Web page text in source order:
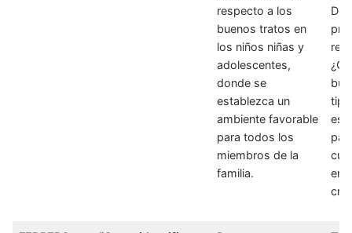
respecto a los
buenos tratos en
los niños niñas y
adolescentes,
donde se
establezca un
ambiente favorable
para todos los
miembros de la
familia.
tips